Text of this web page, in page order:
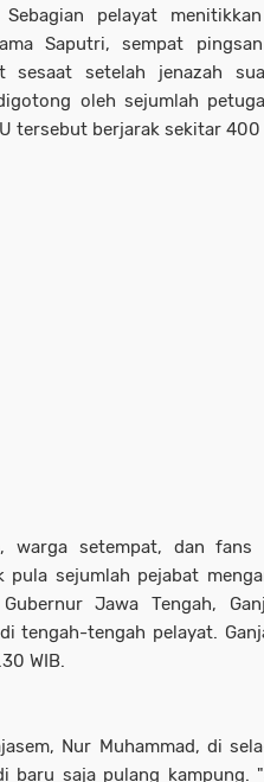
pelayat
Saputri, sempat
sesaat setelah jenazah
oleh sejumlah
tersebut berjarak sekitar
warga setempat, dan
pula sejumlah pejabat
Jawa Tengah,
tengah-tengah pelayat.
WIB.
Nur Muhammad, di
baru saja pulang